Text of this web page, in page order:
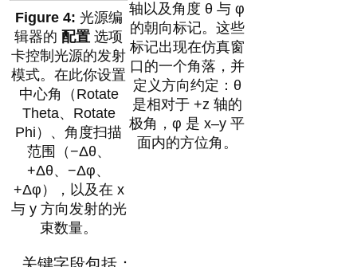
光源编
辑器的配置 选项
卡控制光源的发射
模式。在此你设置
中心角（Rotate
Theta、Rotate
Phi）、角度扫描
范围（−Δθ、
+Δθ、−Δφ、
+Δφ），以及在 x
与 y 方向发射的光
束数量。
轴以及角度 θ 与 φ
的朝向标记。这些
标记出现在仿真窗
口的一个角落，并
定义方向约定：θ
是相对于 +z 轴的
极角，φ 是 x–y 平
面内的方位角。